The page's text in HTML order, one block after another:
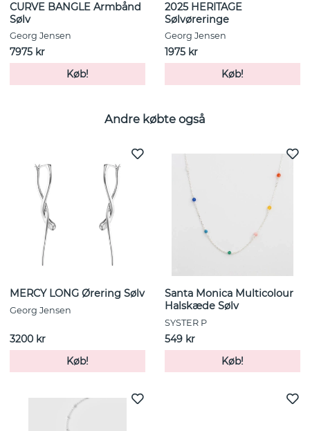
CURVE BANGLE Armbånd
Sølv
Georg Jensen
7975 kr
Køb!
2025 HERITAGE
Sølvøreringe
Georg Jensen
1975 kr
Køb!
Andre købte også
MERCY LONG Ørering Sølv
Georg Jensen
3200 kr
Køb!
Santa Monica Multicolour
Halskæde Sølv
SYSTER P
549 kr
Køb!